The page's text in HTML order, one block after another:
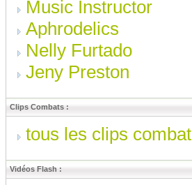
Music Instructor
Aphrodelics
Nelly Furtado
Jeny Preston
Clips Combats :
tous les clips combat
Vidéos Flash :